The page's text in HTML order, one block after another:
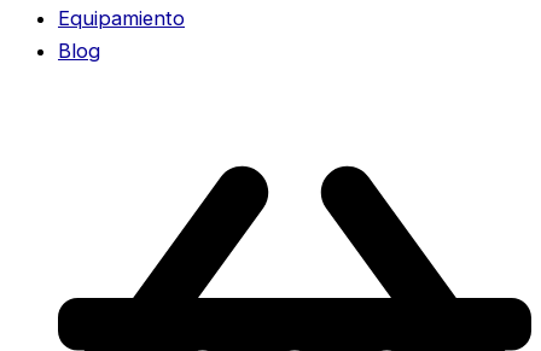
Equipamiento
Blog